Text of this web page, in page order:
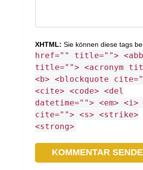
XHTML: Sie können diese tags
href="" title="">
title=""> <acronym
<b> <blockquote
<cite> <code> <del
datetime=""> <em> <i>
cite=""> <s> <strike>
<strong>